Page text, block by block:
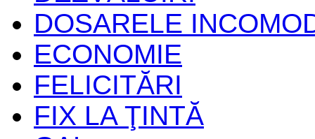
DOSARELE
ECONOMIE
FELICITĂRI
FIX LA ŢINTĂ